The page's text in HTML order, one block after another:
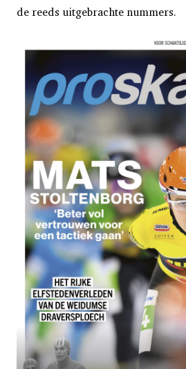
de reeds uitgebrachte nummers.